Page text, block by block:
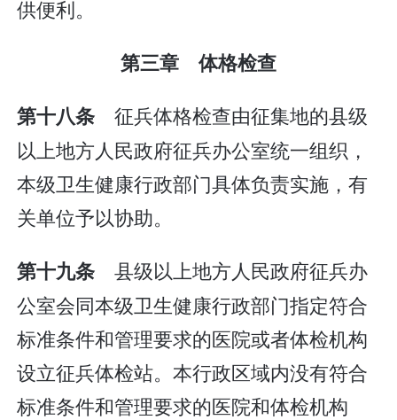
供便利。
第三章 体格检查
第十八条 征兵体格检查由征集地的县级
以上地方人民政府征兵办公室统一组织，
本级卫生健康行政部门具体负责实施，有
关单位予以协助。
第十九条 县级以上地方人民政府征兵办
公室会同本级卫生健康行政部门指定符合
标准条件和管理要求的医院或者体检机构
设立征兵体检站。本行政区域内没有符合
标准条件和管理要求的医院和体检机构